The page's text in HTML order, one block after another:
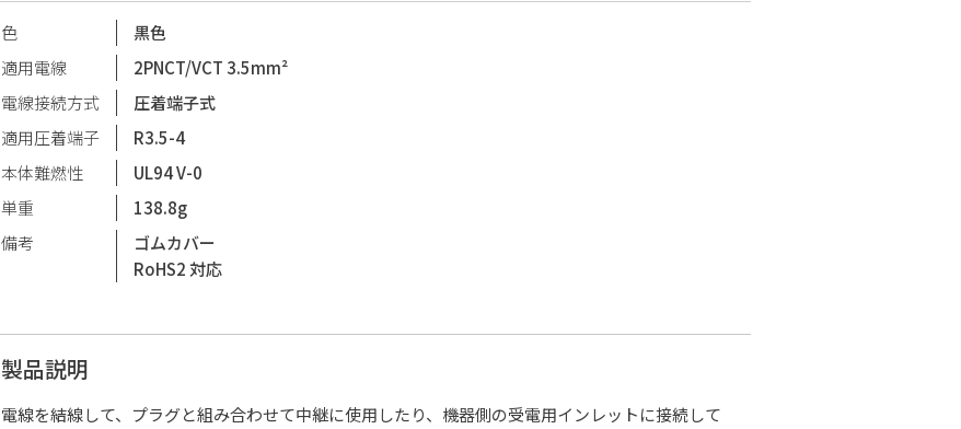
色
黒色
適用電線
2PNCT/VCT 3.5mm²
電線接続方式
圧着端子式
適用圧着端子
R3.5-4
本体難燃性
UL94 V-0
単重
138.8g
備考
ゴムカバー
RoHS2 対応
製品説明
電線を結線して、プラグと組み合わせて中継に使用したり、機器側の受電用インレットに接続して